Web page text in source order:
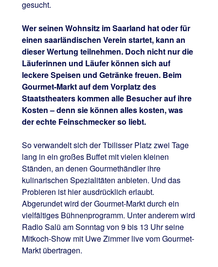
gesucht.
Wer seinen Wohnsitz im Saarland hat oder für
einen saarländischen Verein startet, kann an
dieser Wertung teilnehmen. Doch nicht nur die
Läuferinnen und Läufer können sich auf
leckere Speisen und Getränke freuen. Beim
Gourmet-Markt auf dem Vorplatz des
Staatstheaters kommen alle Besucher auf ihre
Kosten – denn sie können alles kosten, was
der echte Feinschmecker so liebt.
So verwandelt sich der Tbilisser Platz zwei Tage
lang in ein großes Buffet mit vielen kleinen
Ständen, an denen Gourmethändler ihre
kulinarischen Spezialitäten anbieten. Und das
Probieren ist hier ausdrücklich erlaubt.
Abgerundet wird der Gourmet-Markt durch ein
vielfältiges Bühnenprogramm. Unter anderem wird
Radio Salü am Sonntag von 9 bis 13 Uhr seine
Mitkoch-Show mit Uwe Zimmer live vom Gourmet-
Markt übertragen.